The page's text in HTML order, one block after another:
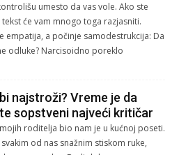
umesto da vas vole. Ako ste
će vam mnogo toga razjasniti.
empatija, a počinje samodestrukcija: Da
odluke? Narcisoidno poreklo
najstroži? Vreme je da
sopstveni najveći kritičar
roditelja bio nam je u kućnoj poseti.
od nas snažnim stiskom ruke,